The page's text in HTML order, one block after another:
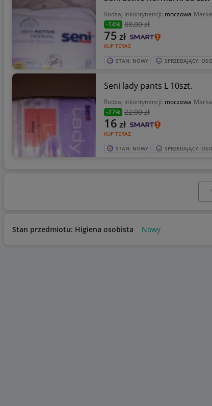
Rodzaj inkontynencji: moczowa
-14% 88,00 zł
KUP TERAZ
75 zł
STAN: NOWY SPRZEDAJĄCY:
Seni lady pants L 10szt.
Rodzaj inkontynencji: moczowa
-27% 22,00 zł
KUP TERAZ
16 zł
STAN: NOWY SPRZEDAJĄCY:
Stan przedmiotu: Higiena osobista Nowy